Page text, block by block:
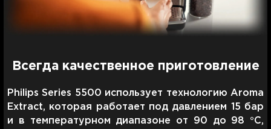
Всегда качественное приготовление
Philips Series 5500 использует технологию Aroma
Extract, которая работает под давлением 15 бар
и в температурном диапазоне от 90 до 98 °C,